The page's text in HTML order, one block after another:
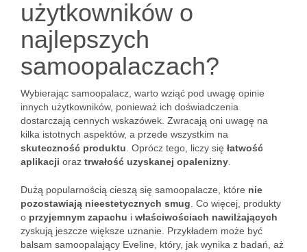
użytkowników o
najlepszych
samoopalaczach?
Wybierając samoopalacz, warto wziąć pod uwagę opinie
innych użytkowników, ponieważ ich doświadczenia
dostarczają cennych wskazówek. Zwracają oni uwagę na
kilka istotnych aspektów, a przede wszystkim na
skuteczność produktu . Oprócz tego, liczy się łatwość
aplikacji oraz trwałość uzyskanej opalenizny
Dużą popularnością cieszą się samoopalacze, które nie
pozostawiają nieestetycznych smug . Co więcej, produkty
o przyjemnym zapachu i właściwościach nawilżających
zyskują jeszcze większe uznanie. Przykładem może być
balsam samoopalający Eveline, który, jak wynika z badań, aż